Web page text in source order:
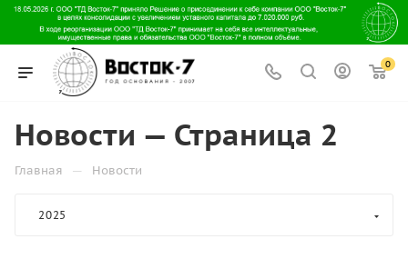
0
Новости — Страница 2
Главная — Новости
2025